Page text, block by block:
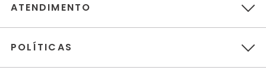
ATENDIMENTO
POLÍTICAS